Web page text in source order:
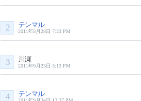
2 テンマル
2011年8月28日 7:23 PM
3 川瀬
2011年9月23日 5:13 PM
4 テンマル